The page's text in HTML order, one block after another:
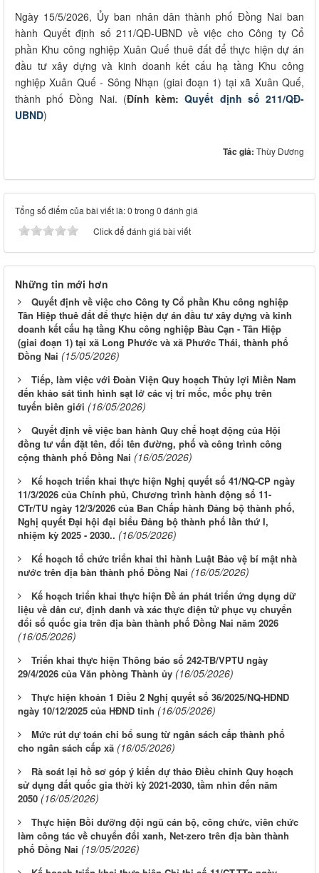
Ngày 15/5/2026, Ủy ban nhân dân thành phố Đồng Nai ban
hành Quyết định số 211/QĐ-UBND về việc cho Công ty Cổ
phần Khu công nghiệp Xuân Quế thuê đất để thực hiện dự án
đầu tư xây dựng và kinh doanh kết cấu hạ tầng Khu công
nghiệp Xuân Quế - Sông Nhạn (giai đoạn 1) tại xã Xuân Quế,
thành phố Đồng Nai. (Đính kèm:Quyết định số 211/QĐ-
UBND)
Tác giả: Thùy Dương
Tổng số điểm của bài viết là: 0 trong 0 đánh giá
Click để đánh giá bài viết
Những tin mới hơn
Quyết định về việc cho Công ty Cổ phần Khu công nghiệp
Tân Hiệp thuê đất để thực hiện dự án đầu tư xây dựng và kinh
doanh kết cấu hạ tầng Khu công nghiệp Bàu Cạn - Tân Hiệp
(giai đoạn 1) tại xã Long Phước và xã Phước Thái, thành phố
Đồng Nai (15/05/2026)
Tiếp, làm việc với Đoàn Viện Quy hoạch Thủy lợi Miền Nam
đến khảo sát tình hình sạt lở các vị trí mốc, mốc phụ trên
tuyến biên giới (16/05/2026)
Quyết định về việc ban hành Quy chế hoạt động của Hội
đồng tư vấn đặt tên, đổi tên đường, phố và công trình công
cộng thành phố Đồng Nai (16/05/2026)
Kế hoạch triển khai thực hiện Nghị quyết số 41/NQ-CP ngày
11/3/2026 của Chính phủ, Chương trình hành động số 11-
CTr/TU ngày 12/3/2026 của Ban Chấp hành Đảng bộ thành phố,
Nghị quyết Đại hội đại biểu Đảng bộ thành phố lần thứ I,
nhiệm kỳ 2025 - 2030.. (16/05/2026)
Kế hoạch tổ chức triển khai thi hành Luật Bảo vệ bí mật nhà
nước trên địa bàn thành phố Đồng Nai (16/05/2026)
Kế hoạch triển khai thực hiện Đề án phát triển ứng dụng dữ
liệu về dân cư, định danh và xác thực điện tử phục vụ chuyển
đổi số quốc gia trên địa bàn thành phố Đồng Nai năm 2026
(16/05/2026)
Triển khai thực hiện Thông báo số 242-TB/VPTU ngày
29/4/2026 của Văn phòng Thành ủy (16/05/2026)
Thực hiện khoản 1 Điều 2 Nghị quyết số 36/2025/NQ-HĐND
ngày 10/12/2025 của HĐND tỉnh (16/05/2026)
Mức rút dự toán chi bổ sung từ ngân sách cấp thành phố
cho ngân sách cấp xã (16/05/2026)
Rà soát lại hồ sơ góp ý kiến dự thảo Điều chỉnh Quy hoạch
sử dụng đất quốc gia thời kỳ 2021-2030, tầm nhìn đến năm
2050 (16/05/2026)
Thực hiện Bồi dưỡng đội ngũ cán bộ, công chức, viên chức
làm công tác về chuyển đổi xanh, Net-zero trên địa bàn thành
phố Đồng Nai (19/05/2026)